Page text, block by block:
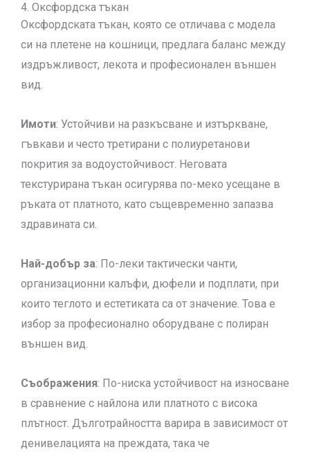
4. Оксфордска тъкан
Оксфордската тъкан, която се отличава с модела
си на плетене на кошници, предлага баланс между
издръжливост, лекота и професионален външен
вид.
Имоти: Устойчиви на разкъсване и изтъркване,
гъвкави и често третирани с полиуретанови
покрития за водоустойчивост. Неговата
текстурирана тъкан осигурява по-меко усещане в
ръката от платното, като същевременно запазва
здравината си.
Най-добър за: По-леки тактически чанти,
организационни калъфи, дюфели и подплати, при
които теглото и естетиката са от значение. Това е
избор за професионално оборудване с полиран
външен вид.
Съображения: По-ниска устойчивост на износване
в сравнение с найлона или платното с висока
плътност. Дълготрайността варира в зависимост от
денивелацията на преждата, така че